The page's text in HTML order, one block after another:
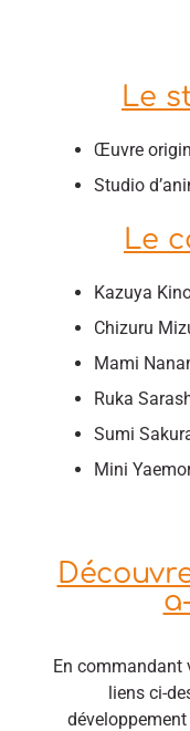
Le
Œuvre
Studio
Le
Kazuya
Chizuru
Mami
Ruka
Sumi
Mini
En commandant
liens ci-